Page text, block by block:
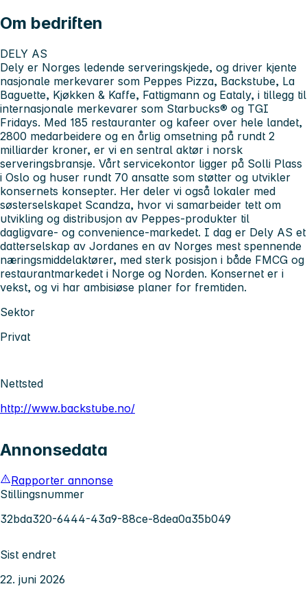
Om bedriften
DELY AS
Dely er Norges ledende serveringskjede, og driver kjente
nasjonale merkevarer som Peppes Pizza, Backstube, La
Baguette, Kjøkken & Kaffe, Fattigmann og Eataly, i tillegg til
internasjonale merkevarer som Starbucks® og TGI
Fridays. Med 185 restauranter og kafeer over hele landet,
2800 medarbeidere og en årlig omsetning på rundt 2
milliarder kroner, er vi en sentral aktør i norsk
serveringsbransje. Vårt servicekontor ligger på Solli Plass
i Oslo og huser rundt 70 ansatte som støtter og utvikler
konsernets konsepter. Her deler vi også lokaler med
søsterselskapet Scandza, hvor vi samarbeider tett om
utvikling og distribusjon av Peppes-produkter til
dagligvare- og convenience-markedet. I dag er Dely AS et
datterselskap av Jordanes en av Norges mest spennende
næringsmiddelaktører, med sterk posisjon i både FMCG og
restaurantmarkedet i Norge og Norden. Konsernet er i
vekst, og vi har ambisiøse planer for fremtiden.
Sektor
Privat
Nettsted
http://www.backstube.no/
Annonsedata
Rapporter annonse
Stillingsnummer
32bda320-6444-43a9-88ce-8dea0a35b049
Sist endret
22. juni 2026